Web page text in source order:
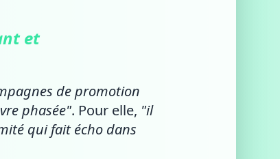
et
de promotion
phasée". Pour elle, "il
qui fait écho dans